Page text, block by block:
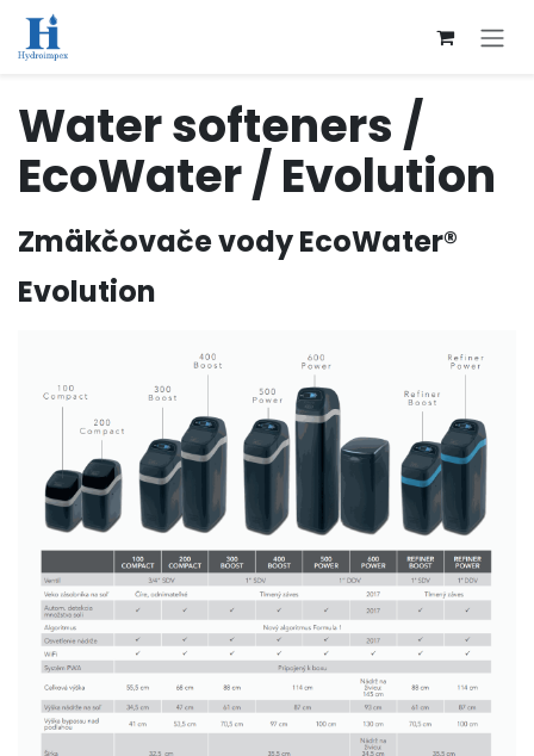
Přejít na obsah
Water softeners /
EcoWater / Evolution
Zmäkčovače vody EcoWater®
Evolution